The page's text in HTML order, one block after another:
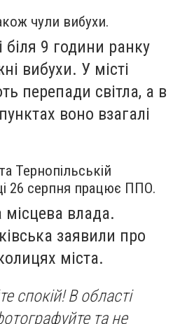
чули вибухи.
біля 9 години ранку
вибухи. У місті
перепади світла, а в
воно взагалі
Тернопільській
26 серпня працює ППО.
влада.
заявили про
міста.
спокій! В області
та не